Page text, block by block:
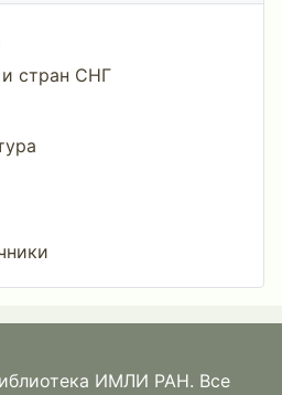
стран СНГ
ИМЛИ РАН. Все